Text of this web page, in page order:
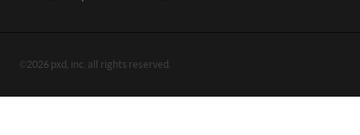
©2026 pxd, inc. all rights reserved.